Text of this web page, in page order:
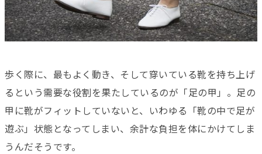
歩く際に、最もよく動き、そして穿いている靴を持ち上げ
るという需要な役割を果たしているのが「足の甲」。足の
甲に靴がフィットしていないと、いわゆる「靴の中で足が
遊ぶ」状態となってしまい、余計な負担を体にかけてしま
うんだそうです。